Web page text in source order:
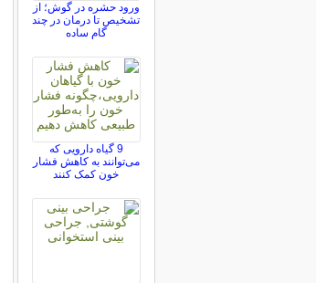
ورود حشره در گوش؛ از
تشخیص تا درمان در چند
گام ساده
9 گیاه دارویی که
می‌توانند به کاهش فشار
خون کمک کنند